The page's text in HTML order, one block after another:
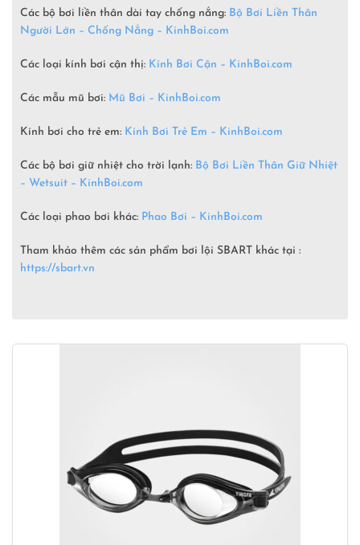
Các bộ bơi liền thân dài tay chống nắng: Bộ Bơi Liền Thân
Người Lớn – Chống Nắng – KinhBoi.com
Các loại kính bơi cận thị: Kính Bơi Cận – KinhBoi.com
Các mẫu mũ bơi: Mũ Bơi – KinhBoi.com
Kính bơi cho trẻ em: Kính Bơi Trẻ Em – KinhBoi.com
Các bộ bơi giữ nhiệt cho trời lạnh: Bộ Bơi Liền Thân Giữ Nhiệt
– Wetsuit – KinhBoi.com
Các loại phao bơi khác: Phao Bơi – KinhBoi.com
Tham khảo thêm các sản phẩm bơi lội SBART khác tại :
https://sbart.vn